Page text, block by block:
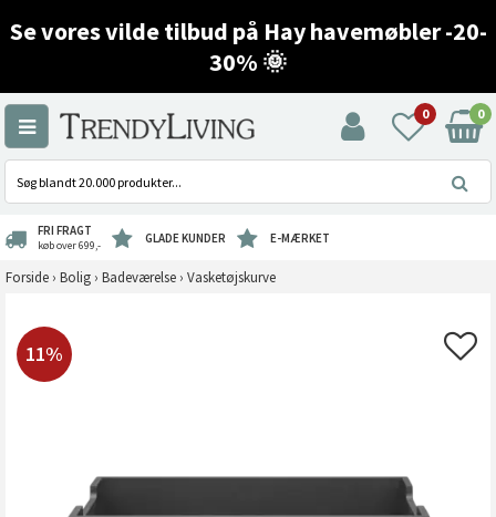
Se vores vilde tilbud på Hay havemøbler -20-
30% 🌞
0 0
FRI FRAGT
køb over 699,- GLADE KUNDER E-MÆRKET
Forside › Bolig › Badeværelse › Vasketøjskurve
11%